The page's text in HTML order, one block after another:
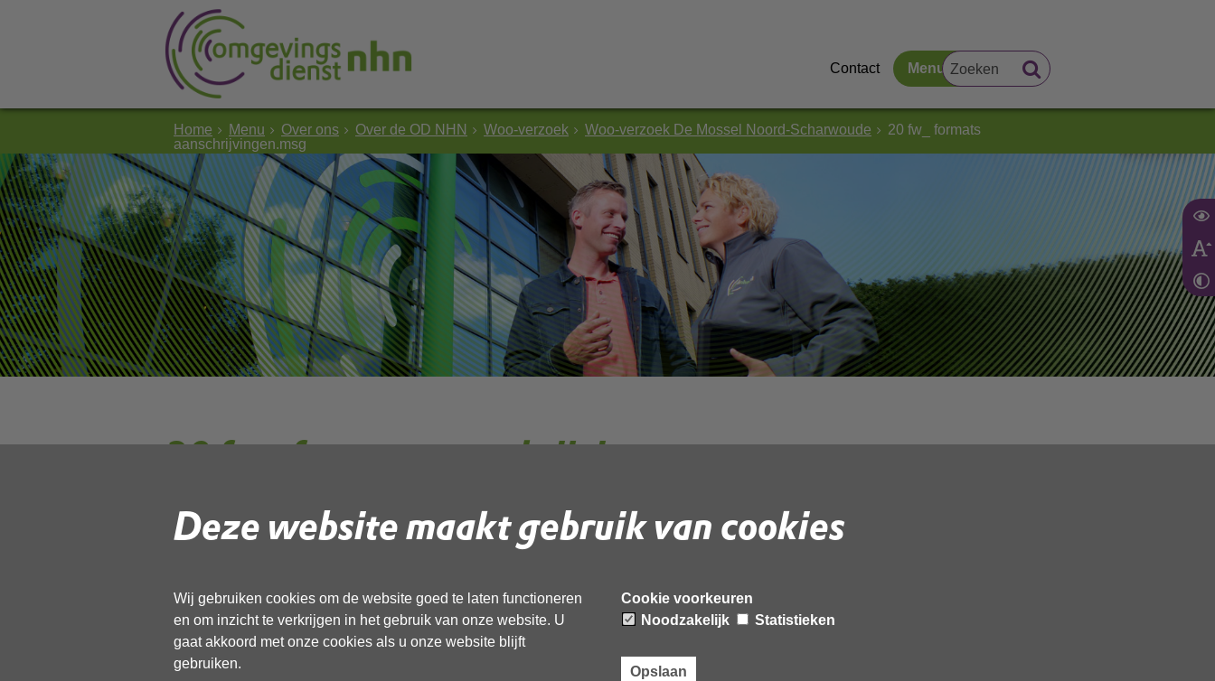
Deze website maakt gebruik van cookies
Wij gebruiken cookies om de website goed te laten functioneren
en om inzicht te verkrijgen in het gebruik van onze website. U
gaat akkoord met onze cookies als u onze website blijft
gebruiken.
Cookie voorkeuren
Noodzakelijk
Statistieken
Opslaan
Contact Menu
Home Menu Over ons Over de OD NHN Woo-verzoek Woo-verzoek De Mossel Noord-Scharwoude
20 fw_ formats
aanschrijvingen.msg
20 fw_ formats aanschrijvingen.msg
Gebruik de onderstaande link om het document te downloaden.
Deel deze pagina